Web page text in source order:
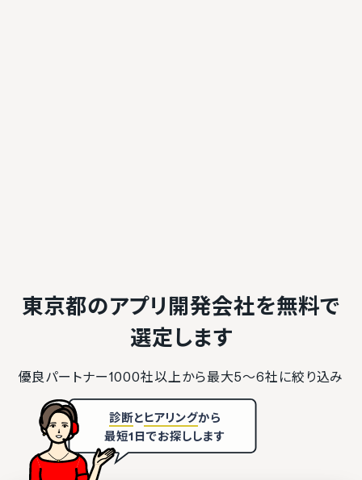
東京都のアプリ開発会社を無料で
選定します
優良パートナー1000社以上から最大5〜6社に絞り込み
診断とヒアリングから
最短1日でお探しします